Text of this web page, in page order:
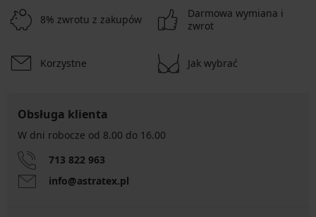
wielu rozmiarach. Zaprojektowane z myślą o codziennych potrzebach
karmiących mam, łączą funkcjonalność z delikatną estetyką.
które chcą czuć się wyjątkowo każdego dnia. Delikatne wzory i
staranne wykończenie sprawiają, że taka bielizna to prawdziwa
8% zwrotu z zakupów
Darmowa wymiana i
zwrot
Korzystne Jak wybrać
Obsługa klienta
W dni robocze od 8.00 do 16.00
713 822 963
info@astratex.pl